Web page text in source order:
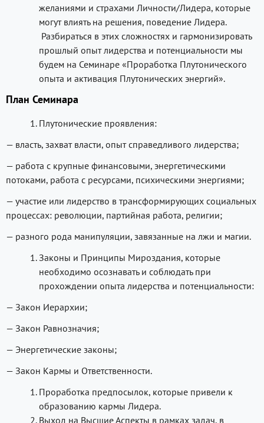
желаниями и страхами Личности/Лидера, которые
могут влиять на решения, поведение Лидера.
Разбираться в этих сложностях и гармонизировать
прошлый опыт лидерства и потенциальности мы
будем на Семинаре «Проработка Плутонического
опыта и активация Плутонических энергий».
План Семинара
Плутонические проявления:
— власть, захват власти, опыт справедливого лидерства;
— работа с крупные финансовыми, энергетическими
потоками, работа с ресурсами, психическими энергиями;
— участие или лидерство в трансформирующих социальных
процессах: революции, партийная работа, религии;
— разного рода манипуляции, завязанные на лжи и магии.
Законы и Принципы Мироздания, которые
необходимо осознавать и соблюдать при
прохождении опыта лидерства и потенциальности:
— Закон Иерархии;
— Закон Равнозначия;
— Энергетические законы;
— Закон Кармы и Ответственности.
Проработка предпосылок, которые привели к
образованию кармы Лидера.
Выход на Высшие Аспекты в рамках задач, в